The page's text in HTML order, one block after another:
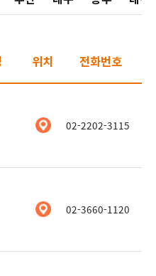
위치 전화번호
02-2202-3115
02-3660-1120